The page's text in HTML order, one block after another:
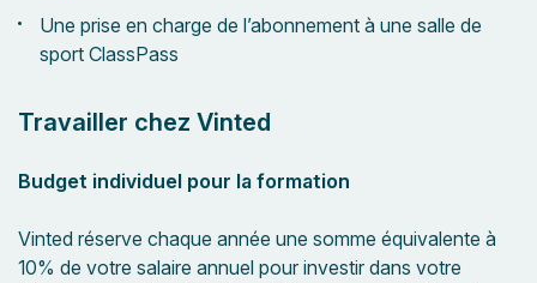
Une prise en charge de l’abonnement à une salle de
sport ClassPass
Travailler chez Vinted
Budget individuel pour la formation
Vinted réserve chaque année une somme équivalente à
10% de votre salaire annuel pour investir dans votre